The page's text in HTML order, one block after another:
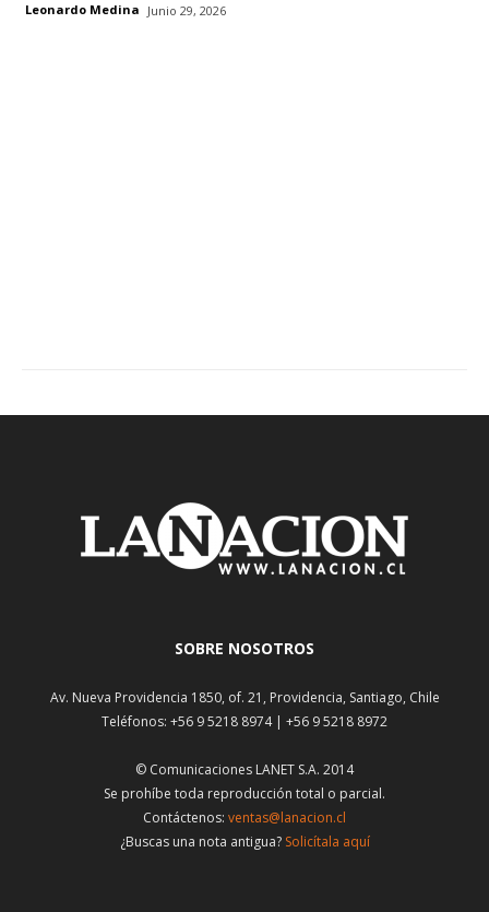
Leonardo Medina Junio 29, 2026
SOBRE NOSOTROS
Av. Nueva Providencia 1850, of. 21, Providencia, Santiago, Chile
Teléfonos: +56 9 5218 8974 | +56 9 5218 8972
© Comunicaciones LANET S.A. 2014
Se prohíbe toda reproducción total o parcial.
Contáctenos: ventas@lanacion.cl
¿Buscas una nota antigua? Solicítala aquí